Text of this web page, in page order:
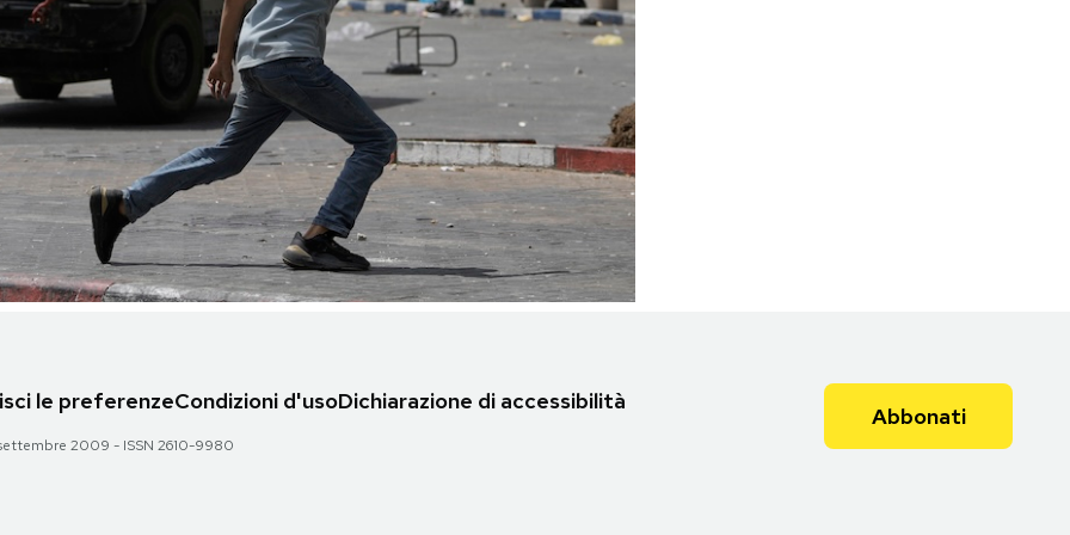
le preferenzeCondizioni d'usoDichiarazione di accessibilità
2009 - ISSN 2610-9980
Abbonati